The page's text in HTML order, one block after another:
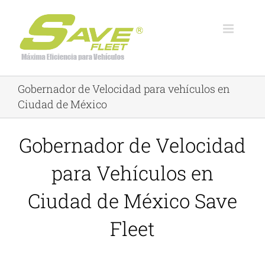
content
Gobernador de Velocidad para vehículos en
Ciudad de México
Gobernador de Velocidad
para Vehículos en
Ciudad de México Save
Fleet